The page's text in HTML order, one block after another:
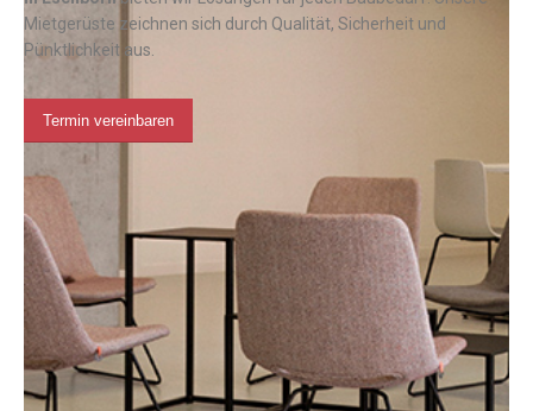
Mietgerüste zeichnen sich durch Qualität, Sicherheit und
Pünktlichkeit aus.
Termin vereinbaren